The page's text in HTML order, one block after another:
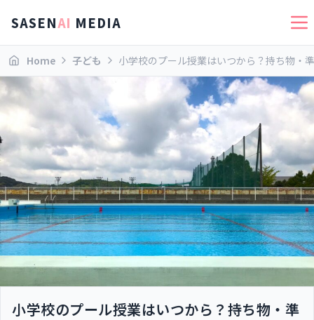
SASENAI MEDIA
Home 子ども 小学校のプール授業はいつから？持ち物・
小学校のプール授業はいつから？持ち物・準